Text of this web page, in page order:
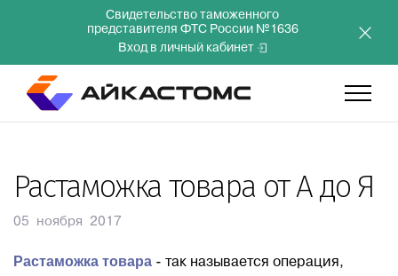
Свидетельство таможенного
представителя ФТС России №1636
Вход в личный кабинет
Услуги
Компания
Растаможка товара от А до Я
05 ноября 2017
Растаможка товара - так называется операция,